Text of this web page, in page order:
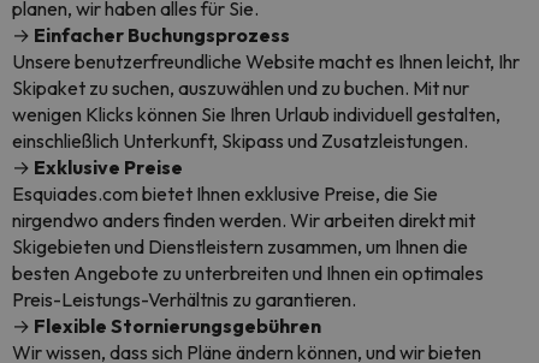
planen, wir haben alles für Sie.
→ Einfacher Buchungsprozess
Unsere benutzerfreundliche Website macht es Ihnen leicht, Ihr
Skipaket zu suchen, auszuwählen und zu buchen. Mit nur
wenigen Klicks können Sie Ihren Urlaub individuell gestalten,
einschließlich Unterkunft, Skipass und Zusatzleistungen.
→ Exklusive Preise
Esquiades.com bietet Ihnen exklusive Preise, die Sie
nirgendwo anders finden werden. Wir arbeiten direkt mit
Skigebieten und Dienstleistern zusammen, um Ihnen die
besten Angebote zu unterbreiten und Ihnen ein optimales
Preis-Leistungs-Verhältnis zu garantieren.
→ Flexible Stornierungsgebühren
Wir wissen, dass sich Pläne ändern können, und wir bieten